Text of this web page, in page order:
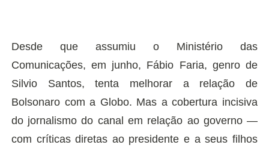
Desde que assumiu o Ministério das
Comunicações, em junho, Fábio Faria, genro de
Silvio Santos, tenta melhorar a relação de
Bolsonaro com a Globo. Mas a cobertura incisiva
do jornalismo do canal em relação ao governo —
com críticas diretas ao presidente e a seus filhos